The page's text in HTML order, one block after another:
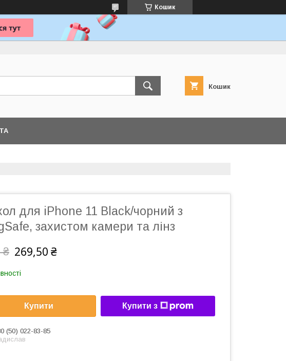
Кошик
Кошик
для iPhone 11 Black/чорний з
захистом камери та лінз
₴ 269,50 ₴
Купити Купити з
(50) 022-83-85